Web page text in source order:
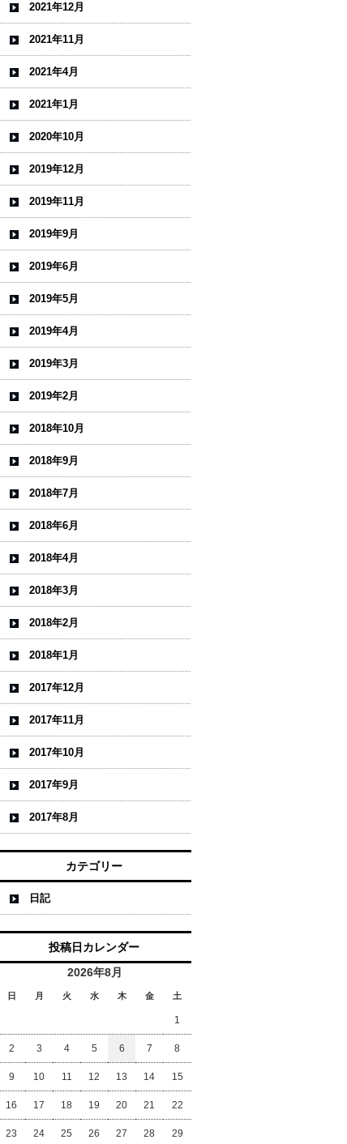
2021年12月
2021年11月
2021年4月
2021年1月
2020年10月
2019年12月
2019年11月
2019年9月
2019年6月
2019年5月
2019年4月
2019年3月
2019年2月
2018年10月
2018年9月
2018年7月
2018年6月
2018年4月
2018年3月
2018年2月
2018年1月
2017年12月
2017年11月
2017年10月
2017年9月
2017年8月
カテゴリー
日記
投稿日カレンダー
2026年8月
日 月 火 水 木 金 土
1
2 3 4 5 6 7 8
9 10 11 12 13 14 15
16 17 18 19 20 21 22
23 24 25 26 27 28 29